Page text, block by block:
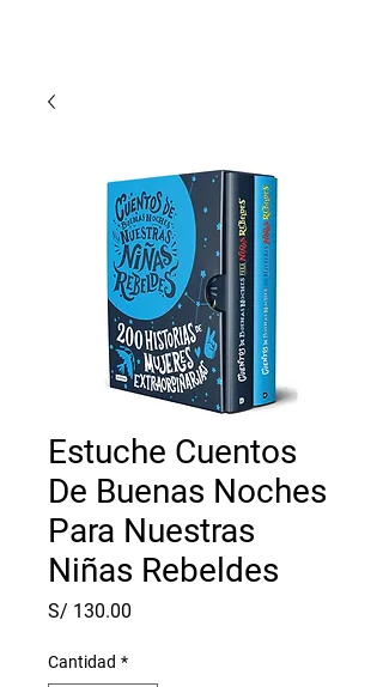
Estuche Cuentos
De Buenas Noches
Para Nuestras
Niñas Rebeldes
S/ 130.00
Cantidad *